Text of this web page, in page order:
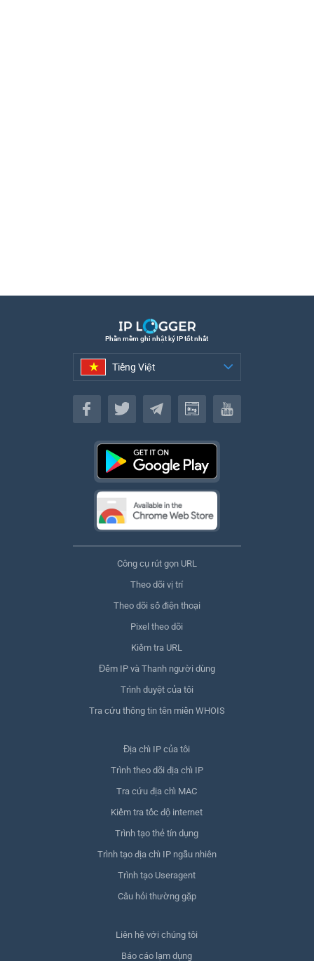
Phần mềm ghi nhật ký IP tốt nhất
Tiếng Việt
Tiếng Việt
Công cụ rút gọn URL
Theo dõi vị trí
Theo dõi số điện thoại
Pixel theo dõi
Kiểm tra URL
Đếm IP và Thanh người dùng
Trình duyệt của tôi
Tra cứu thông tin tên miền WHOIS
Địa chỉ IP của tôi
Trình theo dõi địa chỉ IP
Tra cứu địa chỉ MAC
Kiểm tra tốc độ internet
Trình tạo thẻ tín dụng
Trình tạo địa chỉ IP ngẫu nhiên
Trình tạo Useragent
Câu hỏi thường gặp
Liên hệ với chúng tôi
Báo cáo lạm dụng